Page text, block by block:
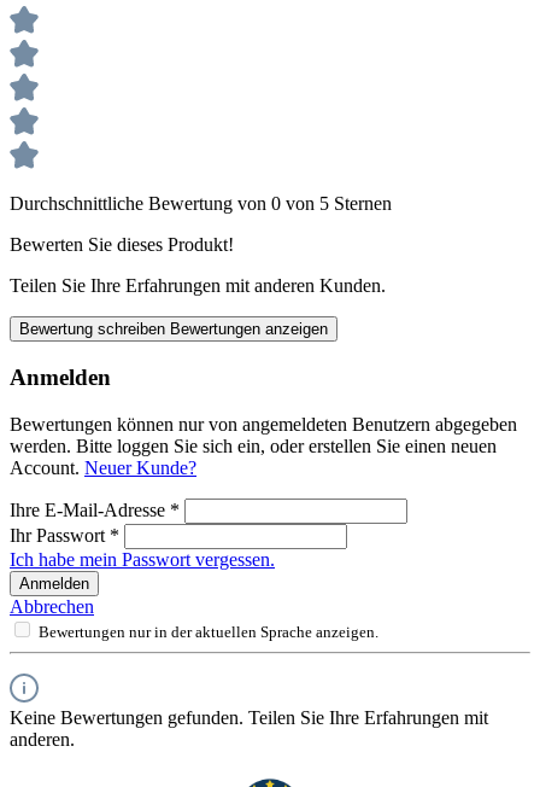
Durchschnittliche Bewertung von 0 von 5 Sternen
Bewerten Sie dieses Produkt!
Teilen Sie Ihre Erfahrungen mit anderen Kunden.
Bewertung schreiben Bewertungen anzeigen
Anmelden
Bewertungen können nur von angemeldeten Benutzern abgegeben
werden. Bitte loggen Sie sich ein, oder erstellen Sie einen neuen
Account. Neuer Kunde?
Ihre E-Mail-Adresse *
Ihr Passwort *
Ich habe mein Passwort vergessen.
Anmelden
Abbrechen
Bewertungen nur in der aktuellen Sprache anzeigen.
Keine Bewertungen gefunden. Teilen Sie Ihre Erfahrungen mit
anderen.